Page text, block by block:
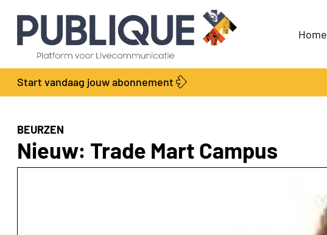
Home
Start vandaag jouw abonnement
BEURZEN
Nieuw: Trade Mart Campus